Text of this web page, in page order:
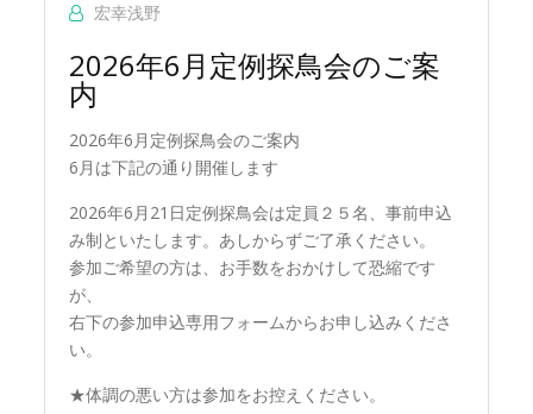
宏幸浅野
2026年6月定例探鳥会のご案
内
2026年6月定例探鳥会のご案内
6月は下記の通り開催します
2026年6月21日定例探鳥会は定員２５名、事前申込
み制といたします。あしからずご了承ください。
参加ご希望の方は、お手数をおかけして恐縮です
が、
右下の参加申込専用フォームからお申し込みくださ
い。
★体調の悪い方は参加をお控えください。